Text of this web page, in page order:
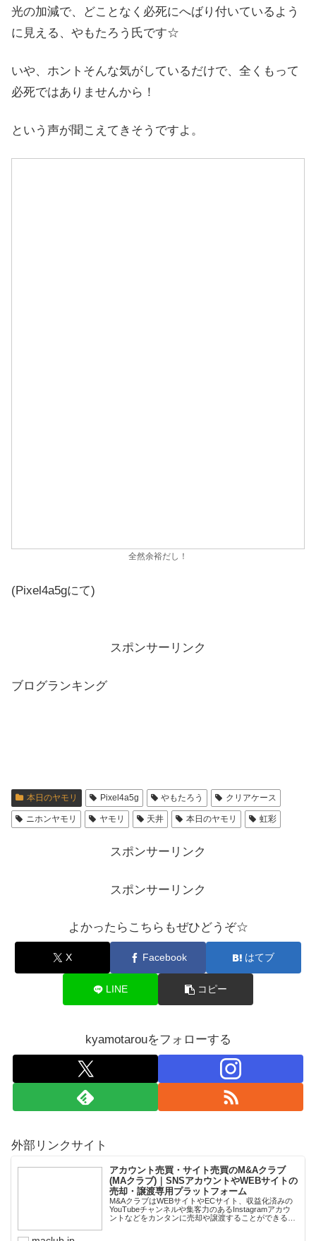
光の加減で、どことなく必死にへばり付いているよう
に見える、やもたろう氏です☆
いや、ホントそんな気がしているだけで、全くもって
必死ではありませんから！
という声が聞こえてきそうですよ。
全然余裕だし！
(Pixel4a5gにて)
スポンサーリンク
ブログランキング
本日のヤモリ Pixel4a5g やもたろう クリアケース
ニホンヤモリ ヤモリ 天井 本日のヤモリ 虹彩
スポンサーリンク
スポンサーリンク
よかったらこちらもぜひどうぞ☆
X Facebook はてブ
LINE コピー
kyamotarouをフォローする
外部リンクサイト
アカウント売買・サイト売買のM&Aクラブ
(MAクラブ)｜SNSアカウントやWEBサイトの
売却・譲渡専用プラットフォーム
M&AクラブはWEBサイトやECサイト、収益化済みの
YouTubeチャンネルや集客力のあるInstagramアカウ
ントなどをカンタンに売却や譲渡することができるプ